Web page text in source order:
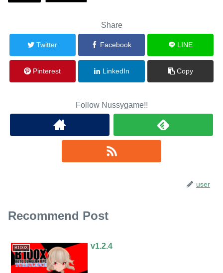
Share
Twitter Facebook LINE
Pinterest LinkedIn Copy
Follow Nussygame!!
user
Recommend Post
B100X v1.2.4